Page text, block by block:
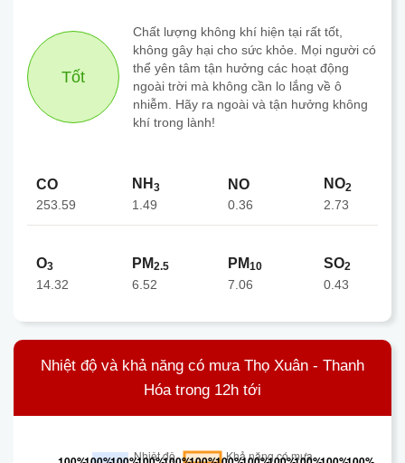
Tốt
Chất lượng không khí hiện tại rất tốt,
không gây hại cho sức khỏe. Mọi người có
thể yên tâm tận hưởng các hoạt động
ngoài trời mà không cần lo lắng về ô
nhiễm. Hãy ra ngoài và tận hưởng không
khí trong lành!
CO
253.59
NH 3
1.49
NO
0.36
NO2
2.73
O3
14.32
PM2.5
6.52
PM10
7.06
SO2
0.43
Nhiệt độ và khả năng có mưa Thọ Xuân - Thanh
Hóa trong 12h tới